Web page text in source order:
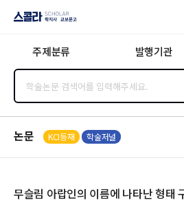
지사·교보문고
주제분류 발행기관
논문 KCI등재 학술저널
무슬림 아랍인의 이름에 나타난 형태